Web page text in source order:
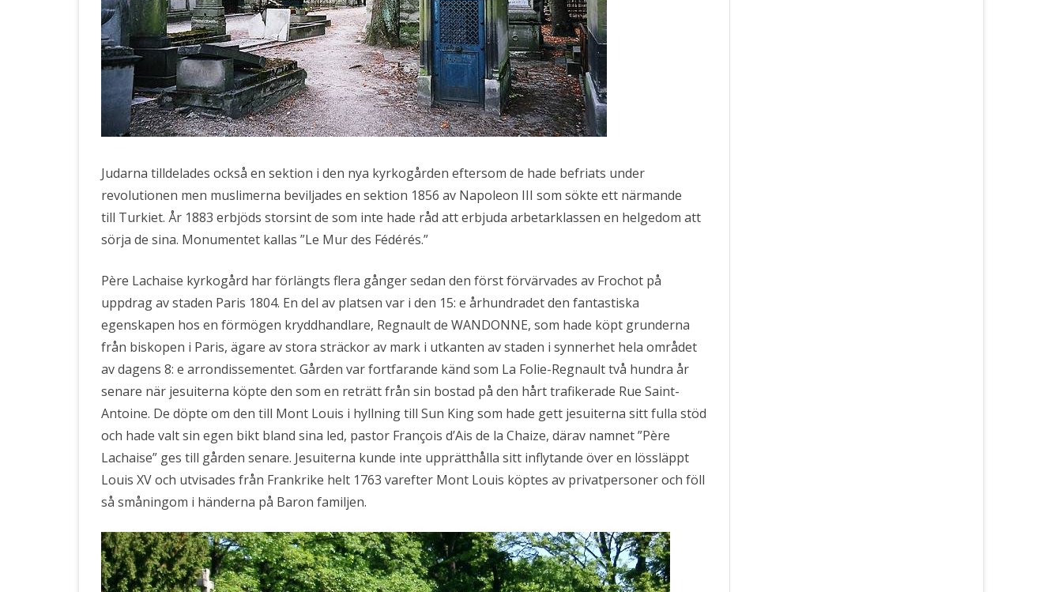
Judarna tilldelades också en sektion i den nya kyrkogården eftersom de hade befriats under
revolutionen men muslimerna beviljades en sektion 1856 av Napoleon III som sökte ett närmande
till Turkiet. År 1883 erbjöds storsint de som inte hade råd att erbjuda arbetarklassen en helgedom att
sörja de sina. Monumentet kallas ”Le Mur des Fédérés.”
Père Lachaise kyrkogård har förlängts flera gånger sedan den först förvärvades av Frochot på
uppdrag av staden Paris 1804. En del av platsen var i den 15: e århundradet den fantastiska
egenskapen hos en förmögen kryddhandlare, Regnault de WANDONNE, som hade köpt grunderna
från biskopen i Paris, ägare av stora sträckor av mark i utkanten av staden i synnerhet hela området
av dagens 8: e arrondissementet. Gården var fortfarande känd som La Folie-Regnault två hundra år
senare när jesuiterna köpte den som en reträtt från sin bostad på den hårt trafikerade Rue Saint-
Antoine. De döpte om den till Mont Louis i hyllning till Sun King som hade gett jesuiterna sitt fulla stöd
och hade valt sin egen bikt bland sina led, pastor François d’Ais de la Chaize, därav namnet ”Père
Lachaise” ges till gården senare. Jesuiterna kunde inte upprätthålla sitt inflytande över en lössläppt
Louis XV och utvisades från Frankrike helt 1763 varefter Mont Louis köptes av privatpersoner och föll
så småningom i händerna på Baron familjen.